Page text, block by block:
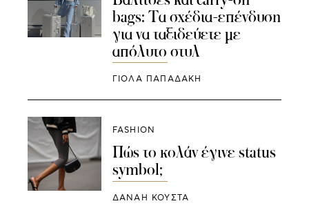
bags: Τα σχέδια-επένδυση
για να ταξιδεύετε με
απόλυτο στυλ
ΓΙΌΛΑ ΠΑΠΑΔΆΚΗ
FASHION
Πώς το κολάν έγινε status
symbol;
ΔΑΝΑΗ ΚΟΥΣΤΑ